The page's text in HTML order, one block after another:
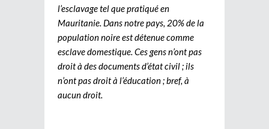
l’esclavage tel que pratiqué en
Mauritanie. Dans notre pays, 20% de la
population noire est détenue comme
esclave domestique. Ces gens n’ont pas
droit à des documents d’état civil ; ils
n’ont pas droit à l’éducation ; bref, à
aucun droit.